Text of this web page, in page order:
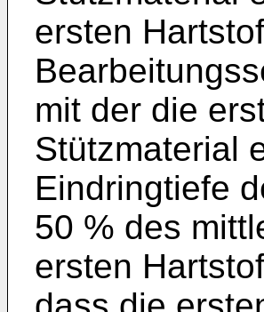
ersten
mit der die
Stützmaterial
Eindringtiefe
50 % des
ersten